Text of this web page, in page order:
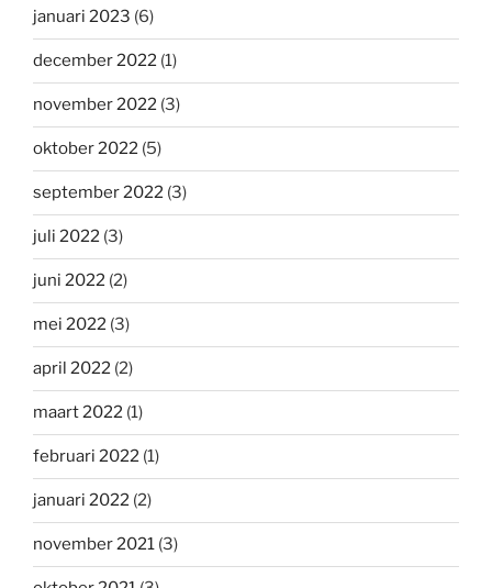
januari 2023 (6)
december 2022 (1)
november 2022 (3)
oktober 2022 (5)
september 2022 (3)
juli 2022 (3)
juni 2022 (2)
mei 2022 (3)
april 2022 (2)
maart 2022 (1)
februari 2022 (1)
januari 2022 (2)
november 2021 (3)